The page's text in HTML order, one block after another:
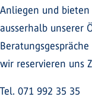
Anliegen und
ausserhalb unserer
wir reservieren uns
Tel. 071 992 35 35